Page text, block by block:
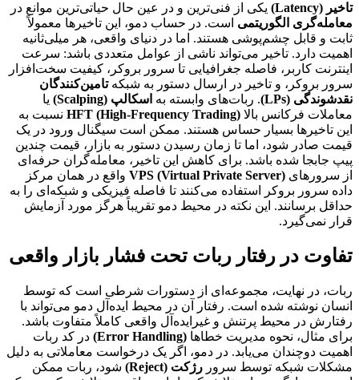
تاخیر (Latency)
یکی از فنی‌ترین و در عین حال حیاتی‌ترین موانع در
معامله‌گری الگوریتمی است. در حساب دمو، این تاخیرها معمولاً
ثابت و قابل چشم‌پوشی هستند. اما در دنیای واقعی، هر میلی‌ثانیه
اهمیت دارد. تاخیر می‌تواند ناشی از عوامل متعددی باشد: سرعت
اینترنت کاربر، فاصله جغرافیایی تا سرور بروکر، کیفیت سخت‌افزار
سرور بروکر، و تاخیر در ارسال دستور به شبکهتامین‌کنندگان
نقدشوندگی (LPs)
. ربات‌های وابسته به اسکالپ (Scalping)
یا
معاملات فرکانس بالا HFT (High-Frequency Trading) نسبت به
این تاخیرها بسیار حساس هستند. ممکن است سیگنال ورود در یک
قیمت صادر شود، اما تا زمان رسیدن دستور به بازار، قیمت چندین
پیپ جابجا شده باشد. برای کاهش این تاخیر، معامله‌گران حرفه‌ای
از سرورهای VPS (Virtual Private Server) واقع در همان مرکز
داده سرور بروکر استفاده می‌کنند تا فاصله فیزیکی و شبکه‌ای را به
حداقل برسانند. این نکته در محیط دمو تقریباً هرگز مورد آزمایش
قرار نمی‌گیرد.
تفاوت در رفتار ربات تحت فشار بازار واقعی
ربات، در نهایت، مجموعه‌ای از دستورات شرطی است که توسط
انسان نوشته شده است. رفتار آن در محیط ایده‌آل دمو می‌تواند با
رفتارش در محیط پرتنش و غیرایده‌آل واقعی کاملاً متفاوت باشد.
برای مثال، نحوه مدیریت خطاها (Error Handling)
در کد ربات
اهمیت دوچندان می‌یابد. در دمو، اگر یک درخواست معاملاتی به دلیل
مشکلات شبکه توسط سرور رژکت (Reject)
شود، ربات ممکن